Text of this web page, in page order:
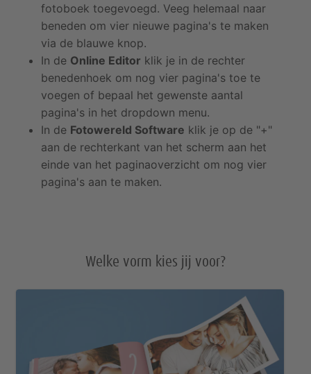
fotoboek toegevoegd. Veeg helemaal naar
beneden om vier nieuwe pagina's te maken
via de blauwe knop.
In de Online Editor klik je in de rechter
benedenhoek om nog vier pagina's toe te
voegen of bepaal het gewenste aantal
pagina's in het dropdown menu.
In de Fotowereld Software klik je op de "+"
aan de rechterkant van het scherm aan het
einde van het paginaoverzicht om nog vier
pagina's aan te maken.
Welke vorm kies jij voor